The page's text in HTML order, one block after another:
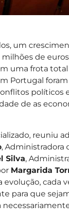
um
de
uma frota
Portugal
políticos
de as
reuniu
, Administradora
Silva,
Margarida
cada
para que